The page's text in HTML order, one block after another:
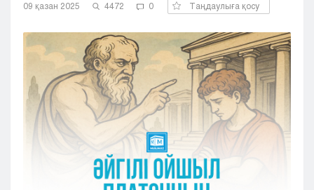
Кызылорда
Петропавловск
Талдыкорган
Тараз
Туркестан
Уральск
09 қазан 2025 4472 0 Таңдаулыға қосу